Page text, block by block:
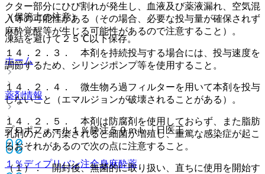
（保管上の注意）
凍結を避けて２５℃以下保存。
ホーム
薬剤情報
プロポフォール１％静注５０ｍＬ「日医工」
１％ディプリバン注全身麻酔薬
クター部分にひび割れが発生し、血液及び薬液漏れ、空気混
入等の可能性がある（その場合、必要な投与量が確保されず
麻酔覚醒等が生じる可能性があるので注意すること）。
１４．２．３． 本剤を持続投与する場合には、投与速度を
調節するため、シリンジポンプ等を使用すること。
１４．２．４． 微生物ろ過フィルターを用いて本剤を投与
しないこと（エマルジョンが破壊されることがある）。
１４．２．５． 本剤は防腐剤を使用しておらず、また脂肪
乳剤のため汚染されると細菌が増殖し、重篤な感染症が起こ
るおそれがあるので次の点に注意すること。
（１）． 開封後、無菌的に取り扱い、直ちに使用を開始す